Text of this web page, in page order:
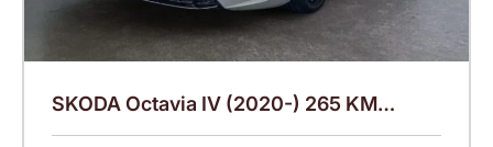
SKODA Octavia IV (2020-) 265 KM
(2026)